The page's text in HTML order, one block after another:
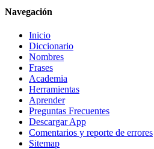
Navegación
Inicio
Diccionario
Nombres
Frases
Academia
Herramientas
Aprender
Preguntas Frecuentes
Descargar App
Comentarios y reporte de errores
Sitemap